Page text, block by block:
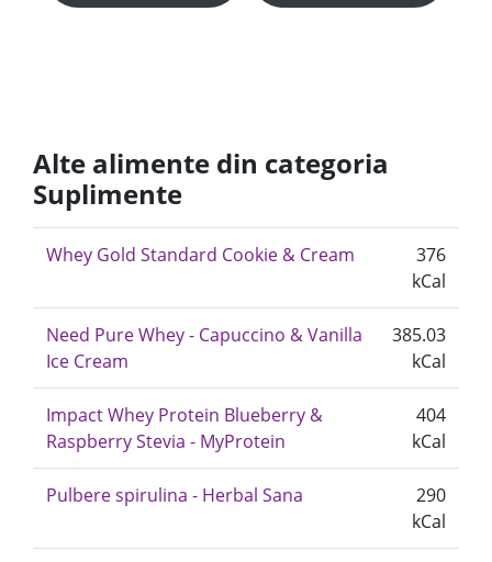
Alte alimente din categoria
Suplimente
Whey Gold Standard Cookie & Cream
376
kCal
Need Pure Whey - Capuccino & Vanilla
Ice Cream
385.03
kCal
Impact Whey Protein Blueberry &
Raspberry Stevia - MyProtein
404
kCal
Pulbere spirulina - Herbal Sana
290
kCal